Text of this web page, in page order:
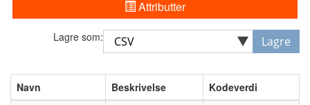
Attributter
Lagre som: Lagre
Navn Beskrivelse
Kodeverdi